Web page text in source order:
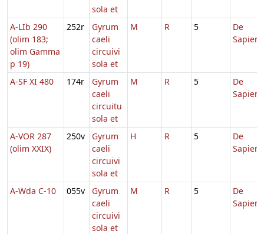
sola et
A-LIb 290
(olim 183;
olim Gamma
p 19)
252r
Gyrum
caeli
circuivi
sola et
M R 5
De
A-SF XI 480 174r
Gyrum
caeli
circuitu
sola et
M R 5
De
A-VOR 287
(olim XXIX)
250v
Gyrum
caeli
circuivi
sola et
H R 5
De
A-Wda C-10 055v
Gyrum
caeli
circuivi
sola et
M R 5
De